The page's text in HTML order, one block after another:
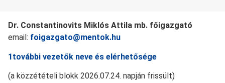
Dr. Constantinovits Miklós Attila mb. főigazgató
email: foigazgato@mentok.hu
1további vezetők neve és elérhetősége
(a közzétételi blokk 2026.07.24. napján frissült)